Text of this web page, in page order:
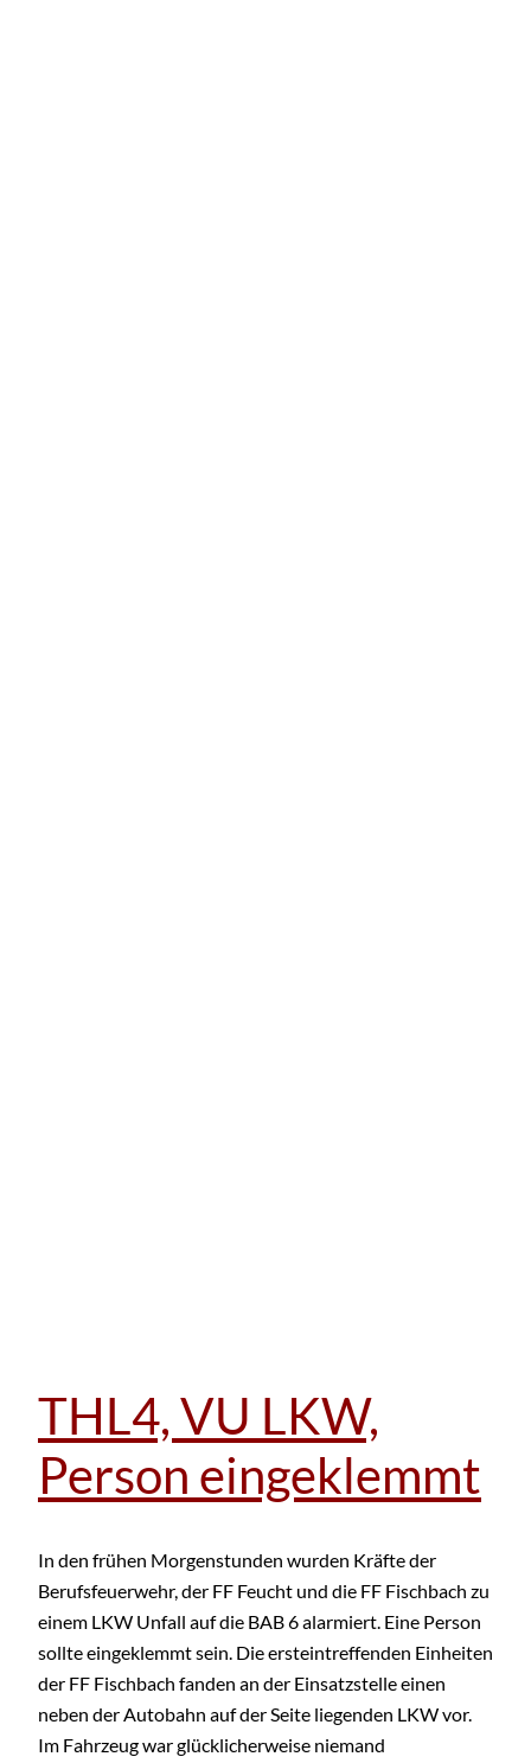
THL4, VU LKW,
Person eingeklemmt
In den frühen Morgenstunden wurden Kräfte der
Berufsfeuerwehr, der FF Feucht und die FF Fischbach zu
einem LKW Unfall auf die BAB 6 alarmiert. Eine Person
sollte eingeklemmt sein. Die ersteintreffenden Einheiten
der FF Fischbach fanden an der Einsatzstelle einen
neben der Autobahn auf der Seite liegenden LKW vor.
Im Fahrzeug war glücklicherweise niemand